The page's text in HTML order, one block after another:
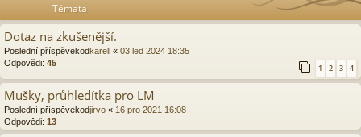
Témata
Dotaz na zkušenější.
Poslední příspěvekodkarell « 03 led 2024 18:35
Odpovědi: 45
1 2 3 4
Mušky, průhledítka pro LM
Poslední příspěvekodjirvo « 16 pro 2021 16:08
Odpovědi: 13